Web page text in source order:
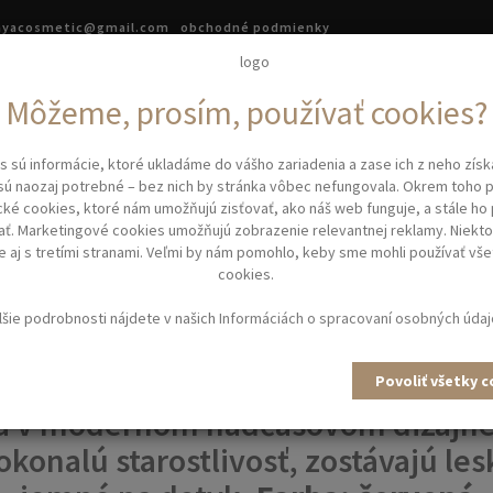
obchodné podmienky
ORIGINAL BEST BUY NEOX - žehlička na vlasy/červená
ORIGINAL
- ŽEHLIČKA NA VLASY/
vlasy NEOX značky Original
v modernom nadčasovom
starostlivosť, zostávajú
Môžeme, prosím, používať cookies?
sú informácie, ktoré ukladáme do vášho zariadenia a zase ich z neho
naozaj potrebné – bez nich by stránka vôbec nefungovala. Okrem toho
cookies, ktoré nám umožňujú zisťovať, ako náš web funguje, a stále ho
Marketingové cookies umožňujú zobrazenie relevantnej reklamy.
aj s tretími stranami. Veľmi by nám pomohlo, keby sme mohli používať
cookies.
podrobnosti nájdete v našichInformáciách o spracovaní osobných
Povoliť všetky